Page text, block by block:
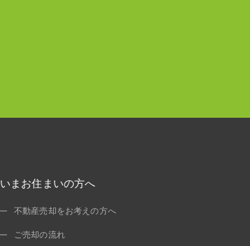
いまお住まいの方へ
不動産売却をお考えの方へ
ご売却の流れ